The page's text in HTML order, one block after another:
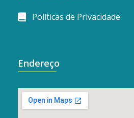
Políticas de Privacidade
Endereço